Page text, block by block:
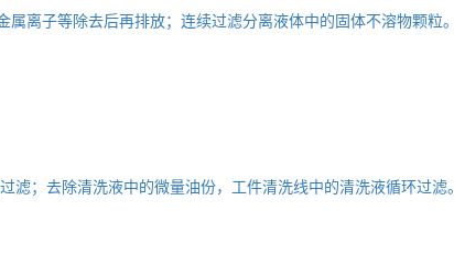
离子等除去后再排放；连续过滤分离液体中的固体不溶物颗粒。
；去除清洗液中的微量油份，工件清洗线中的清洗液循环过滤。